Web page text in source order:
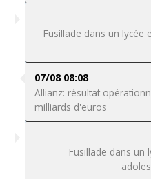
Fusillade dans un lycée
07/08 08:08
Allianz: résultat
milliards d'euros
Fusillade dans un